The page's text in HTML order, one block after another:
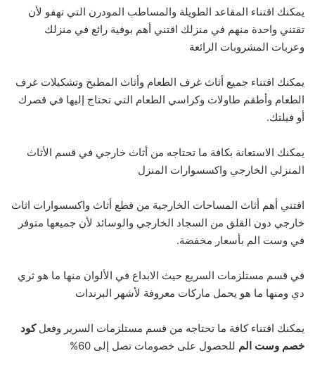
يمكنك اقتناء المقاعد الطويلة والمساطب المودرن التي تهفو لأن
تقتني واحدة منهم في منزلك اقتني أهم بوفية رائع في منزلك
وعربات المشروبات الرائعة
يمكنك اقتناء جميع أثاث غرف الطعام وأثاث المطبخ وتشكيلات غرف
الطعام وأطقم طاولات وكراسي الطعام التي تحتاج إليها في قصرك
أو فيلتك.
يمكنك الاستعانة بكافة ما تحتاجه من أثاث خارجي في قسم الأثاث
المنزلي الخارجي واكسسوارات المنزل
اقتني أهم أثاث المساحات الخارجية من قطع أثاث واكسسوارات اثاث
خارجي دون القلق من السجاد الخارجي والوسائد لأن جميعها متوفر
في وست الم بأسعار مخفضة.
في قسم مستلزمات السريع حيث الابداع في الألوان منها ما هو ثري
دي ومنها ما هو يحمل ماركات معروفة لأشهر البرندات
يمكنك اقتناء كافة ما تحتاجه من قسم مستلزمات السرير وفعلكود
خصم وست الم للحصول على خصومات تصل إلى 60%